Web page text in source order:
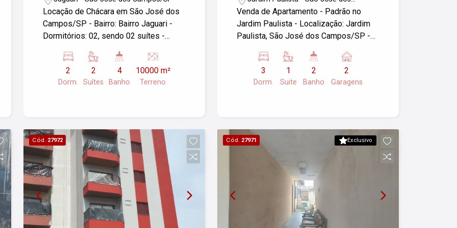
Locação de Chácara em São José dos
Campos/SP - Bairro: Bairro Jaguari -
Dormitórios: 02, sendo 02 suítes -
forno de pizza, piscina - Área do
terreno: 10.000,00 m² Se precisar de
mais informações ou detalhes sobre a
2
Dorm.
2
Suítes
4
Banho
10000 m²
Terreno
Campos/SP
Venda de Apartamento - Padrão no
Jardim Paulista - Localização: Jardim
Paulista, São José dos Campos/SP -
79,00 m² Para mais informações ou
agendar uma visita, entre em contato!
3
Dorm.
1
Suite
2
Banho
2
Garagens
Cód. 27972 Exclusivo
Cód. 27971